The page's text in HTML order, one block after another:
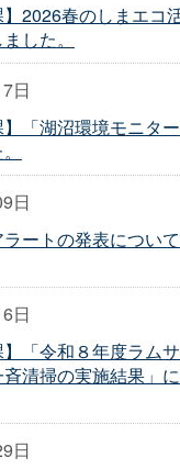
】2026春のしまエコ
した。
日
】「湖沼環境モニタ
日
ートの発表につい
日
】「令和８年度ラム
清掃の実施結果」
日